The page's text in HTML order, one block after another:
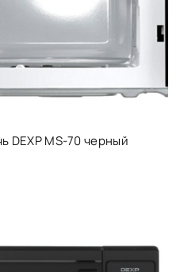
DEXP MS-70 черный